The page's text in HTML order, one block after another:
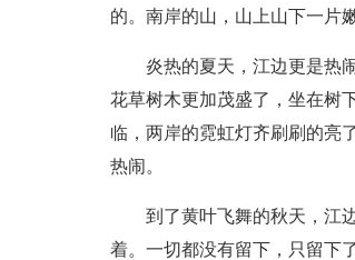
的。南岸的山，山上山下一片
炎热的夏天，江边更是热
花草树木更加茂盛了，坐在树
临，两岸的霓虹灯齐刷刷的亮
热闹。
到了黄叶飞舞的秋天，江
着。一切都没有留下，只留下